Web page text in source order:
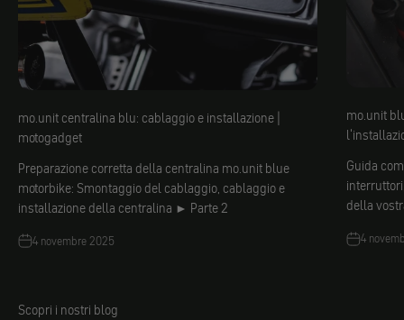
mo.unit centralina blu: cablaggio e installazione |
motogadget
Preparazione corretta della centralina mo.unit blue
motorbike: Smontaggio del cablaggio, cablaggio e
installazione della centralina ► Parte 2
4 novembre 2025
mo.unit
Guida
della
4
Scopri i nostri blog